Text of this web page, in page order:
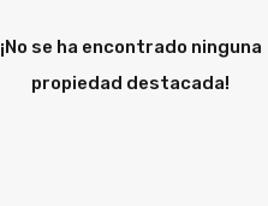
¡No se ha encontrado ninguna
propiedad destacada!